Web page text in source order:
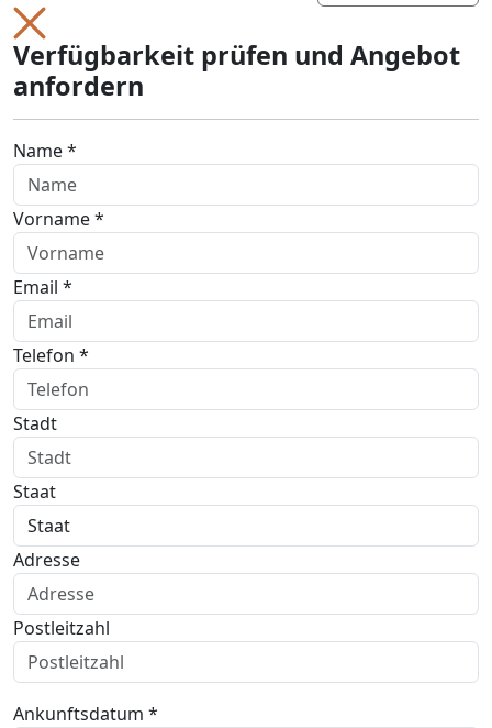
Verfügbarkeit prüfen und Angebot
anfordern
Name *
Vorname *
Email *
Telefon *
Stadt
Staat
Adresse
Postleitzahl
Ankunftsdatum *